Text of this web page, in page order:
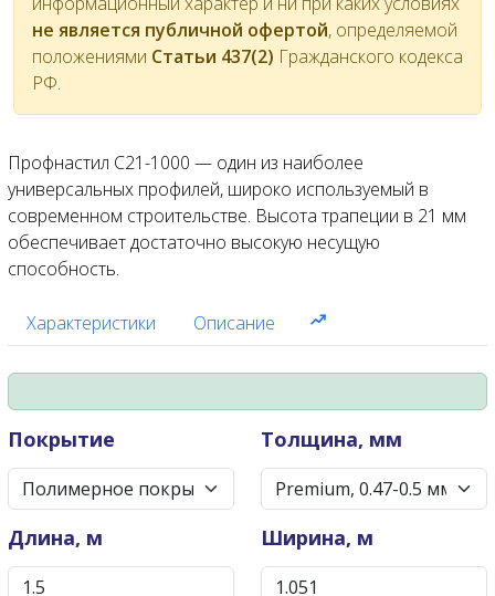
не является публичной офертой, определяемой
положениями Статьи 437(2) Гражданского кодекса
РФ.
Профнастил С21-1000 — один из наиболее
универсальных профилей, широко используемый в
современном строительстве. Высота трапеции в 21 мм
обеспечивает достаточно высокую несущую
способность.
Характеристики Описание
Покрытие Толщина, мм
Длина, м Ширина, м